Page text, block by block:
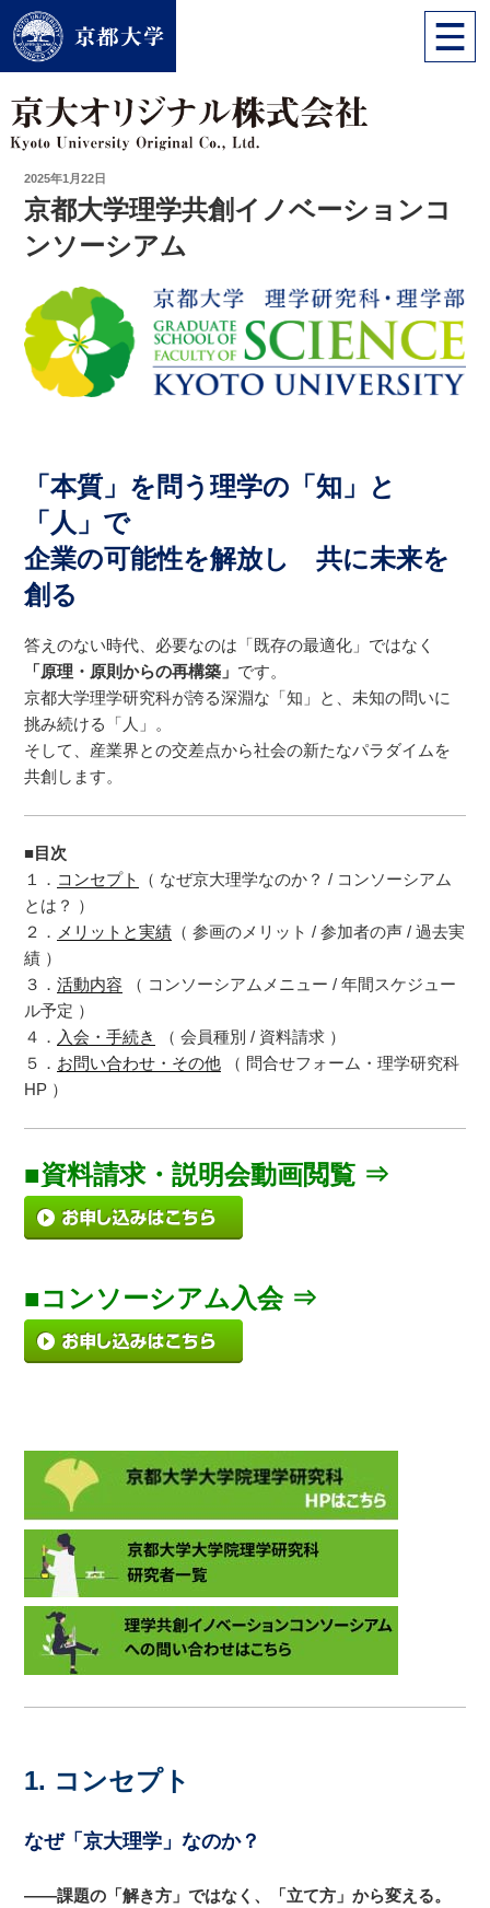
投
稿
日:
2025年1月22日
京都大学理学共創イノベーションコ
ンソーシアム
「本質」を問う理学の「知」と
「人」で
企業の可能性を解放し 共に未来を
創る
答えのない時代、必要なのは「既存の最適化」ではなく
「原理・原則からの再構築」 です。
京都大学理学研究科が誇る深淵な「知」と、未知の問いに
挑み続ける「人」。
そして、産業界との交差点から社会の新たなパラダイムを
共創します。
■目次
１． コンセプト
（ なぜ京大理学なのか？ / コンソーシアム
とは？ ）
２． メリットと実績 （ 参画のメリット / 参加者の声 / 過去実
績 ）
３．活動内容 （ コンソーシアムメニュー / 年間スケジュー
ル予定 ）
４． 入会・手続き
（ 会員種別 / 資料請求 ）
５． お問い合わせ・その他 （ 問合せフォーム・理学研究科
HP ）
■資料請求・説明会動画閲覧 ⇒
■コンソーシアム入会 ⇒
1. コンセプト
なぜ「京大理学」なのか？
――課題の「解き方」ではなく、「立て方」から変える。